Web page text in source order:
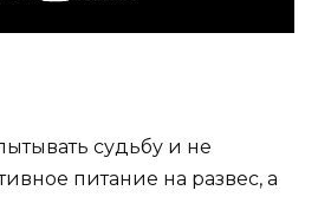
судьбу и не
питание на развес, а